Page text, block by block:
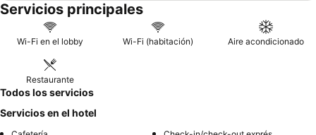
Servicios principales
Wi-Fi en el lobby Wi-Fi (habitación) Aire acondicionado
Restaurante
Todos los servicios
Servicios en el hotel